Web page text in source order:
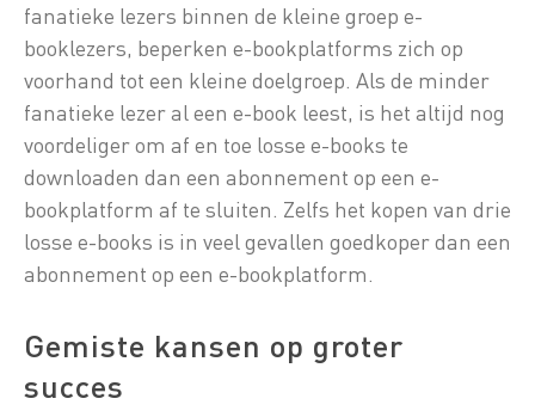
fanatieke lezers binnen de kleine groep e-
booklezers, beperken e-bookplatforms zich op
voorhand tot een kleine doelgroep. Als de minder
fanatieke lezer al een e-book leest, is het altijd nog
voordeliger om af en toe losse e-books te
downloaden dan een abonnement op een e-
bookplatform af te sluiten. Zelfs het kopen van drie
losse e-books is in veel gevallen goedkoper dan een
abonnement op een e-bookplatform.
Gemiste kansen op groter
succes